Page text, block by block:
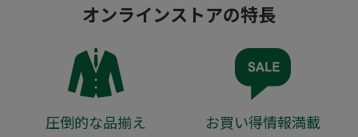
オンラインストアの特長
圧倒的な品揃え お買い得情報満載